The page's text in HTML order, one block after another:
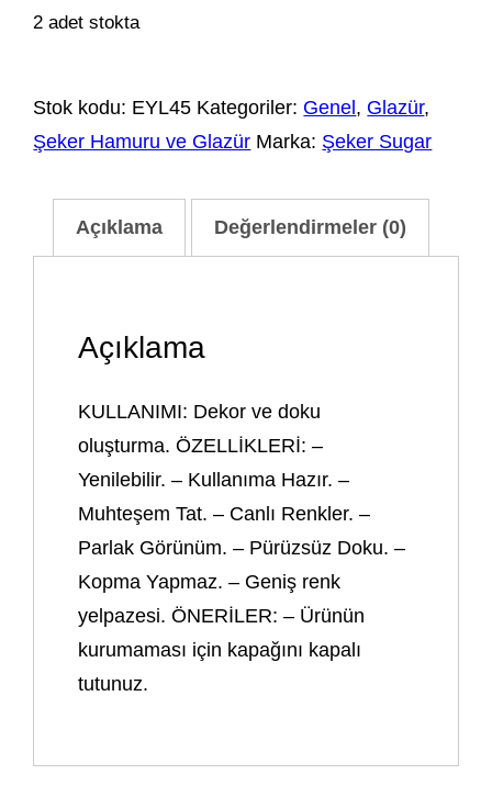
2 adet stokta
Stok kodu: EYL45 Kategoriler: Genel, Glazür,
Şeker Hamuru ve Glazür Marka: Şeker Sugar
Açıklama Değerlendirmeler (0)
Açıklama
KULLANIMI: Dekor ve doku
oluşturma. ÖZELLİKLERİ: –
Yenilebilir. – Kullanıma Hazır. –
Muhteşem Tat. – Canlı Renkler. –
Parlak Görünüm. – Pürüzsüz Doku. –
Kopma Yapmaz. – Geniş renk
yelpazesi. ÖNERİLER: – Ürünün
kurumaması için kapağını kapalı
tutunuz.